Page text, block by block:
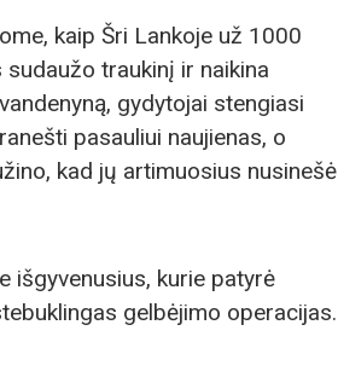
kaip Šri Lankoje už 1000
traukinį ir naikina
gydytojai stengiasi
pasauliui naujienas, o
kad jų artimuosius nusinešė
išgyvenusius, kurie patyrė
gelbėjimo operacijas.